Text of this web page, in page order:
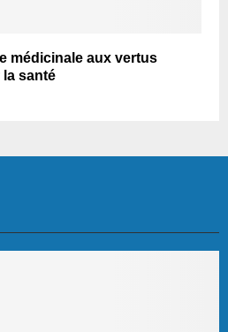
médicinale aux vertus
santé